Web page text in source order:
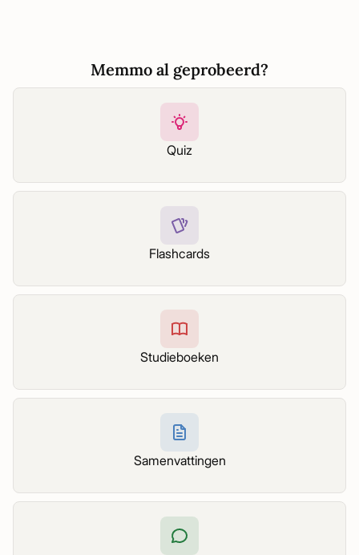
Memmo al geprobeerd?
Quiz
Flashcards
Studieboeken
Samenvattingen